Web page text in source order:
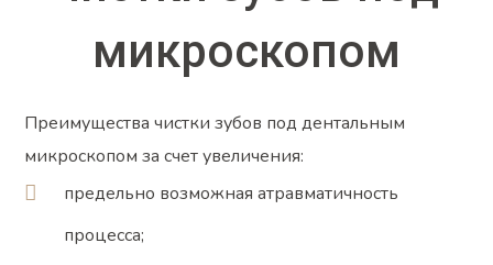
микроскопом
Преимущества чистки зубов под дентальным
микроскопом за счет увеличения:
предельно возможная атравматичность
процесса;